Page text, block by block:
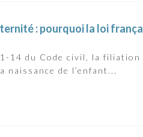
: pourquoi la loi
14 du Code civil, la
naissance de l’enfant...